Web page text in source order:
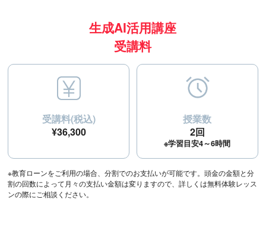
生成AI活用講座
受講料
受講料(税込)
¥36,300
授業数
2回
※学習目安4～6時間
※教育ローンをご利用の場合、分割でのお支払いが可能です。頭金の金額と分
割の回数によって月々の支払い金額は変りますので、詳しくは無料体験レッス
ンの際にご相談ください。